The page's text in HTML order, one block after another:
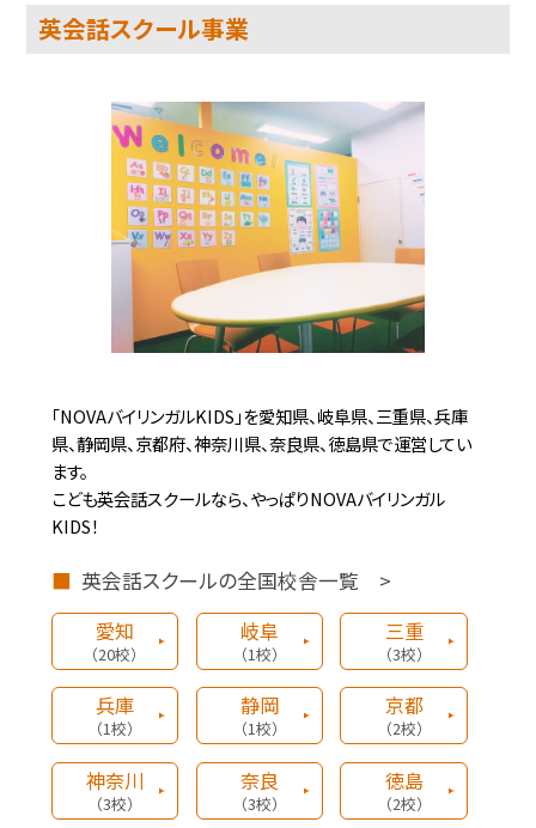
学習塾
みやび個別指導学院 伊賀上野校 新規開校！
三重県伊賀市にみやび個別指導学院 伊賀
上野校が新規開校しました！
住所：三重県伊賀市緑ヶ丘本町750-1
電話番号：0595-41-2637
学習塾
みやび個別指導学院 飯田校 新規開校！
2023.6.10
住所：長野県飯田市高羽町6丁目1-2
電話番号：0265-53-4022
学習塾
みやび個別指導学院 鯖江校 新規開校！
2023.6.3
英会話スクール事業
「NOVAバイリンガルKIDS」を愛知県、岐阜県、三重県、兵庫
県、静岡県、京都府、神奈川県、奈良県、徳島県で運営してい
ます。
こども英会話スクールなら、やっぱりNOVAバイリンガル
KIDS！
英会話スクールの全国校舎一覧 >
愛知
（20校）
岐阜
（1校）
三重
（3校）
兵庫
（1校）
静岡
（1校）
京都
（2校）
神奈川
（3校）
奈良
（3校）
徳島
（2校）